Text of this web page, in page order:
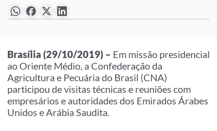
Brasília (29/10/2019) – Em missão presidencial
ao Oriente Médio, a Confederação da
Agricultura e Pecuária do Brasil (CNA)
participou de visitas técnicas e reuniões com
empresários e autoridades dos Emirados Árabes
Unidos e Arábia Saudita.